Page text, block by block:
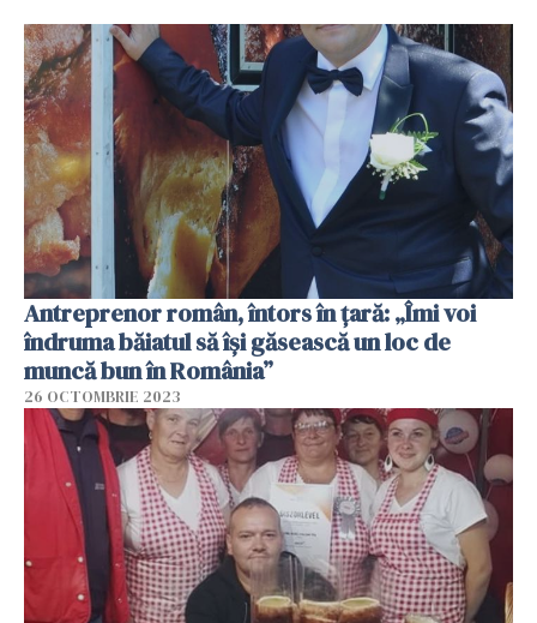
Antreprenor român, întors în țară: „Îmi voi
îndruma băiatul să își găsească un loc de
muncă bun în România”
26 OCTOMBRIE 2023